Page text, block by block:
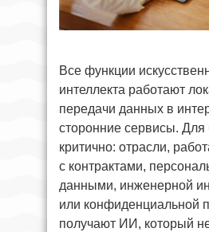
Все функции
интеллекта работают
передачи данных в
сторонние сервисы. Для
критично: отрасли,
с контрактами,
данными, инженерной
или конфиденциальной
получают ИИ, который